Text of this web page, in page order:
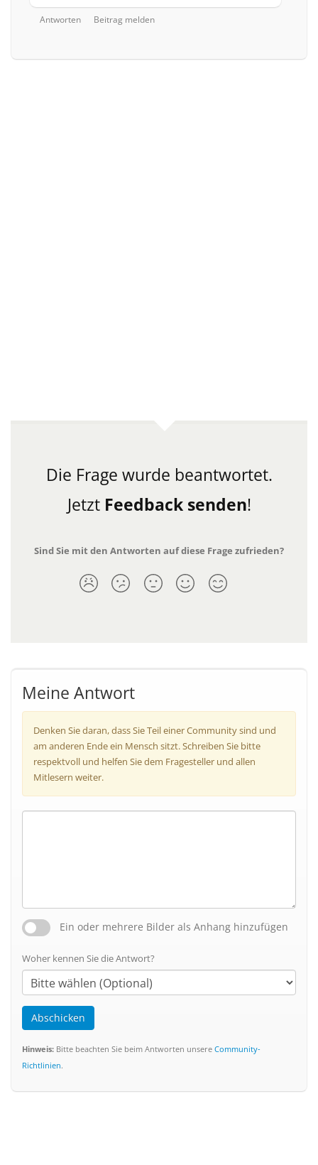
Antworten Beitrag melden
Die Frage wurde beantwortet.
Jetzt Feedback senden!
Sind Sie mit den Antworten auf diese Frage zufrieden?
Meine Antwort
Denken Sie daran, dass Sie Teil einer Community sind und
am anderen Ende ein Mensch sitzt. Schreiben Sie bitte
respektvoll und helfen Sie dem Fragesteller und allen
Mitlesern weiter.
Ein oder mehrere Bilder als Anhang hinzufügen
Woher kennen Sie die Antwort?
Abschicken
Hinweis: Bitte beachten Sie beim Antworten unsere Community-
Richtlinien.